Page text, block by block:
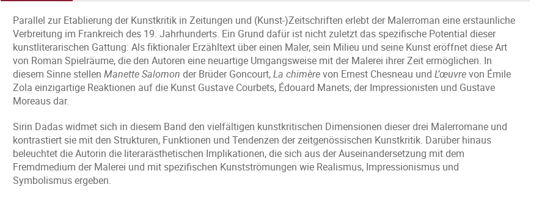
Parallel zur Etablierung der Kunstkritik in Zeitungen und (Kunst-)Zeitschriften erlebt der Malerroman eine erstaunliche
Verbreitung im Frankreich des 19. Jahrhunderts. Ein Grund dafür ist nicht zuletzt das spezifische Potential dieser
kunstliterarischen Gattung: Als fiktionaler Erzähltext über einen Maler, sein Milieu und seine Kunst eröffnet diese Art
von Roman Spielräume, die den Autoren eine neuartige Umgangsweise mit der Malerei ihrer Zeit ermöglichen. In
diesem Sinne stellen Manette Salomon der Brüder Goncourt,La chimèrevon Ernest Chesneau und L’œuvrevon Émile
Zola einzigartige Reaktionen auf die Kunst Gustave Courbets, Édouard Manets, der Impressionisten und Gustave
Moreaus dar.
Sirin Dadas widmet sich in diesem Band den vielfältigen kunstkritischen Dimensionen dieser drei Malerromane und
kontrastiert sie mit den Strukturen, Funktionen und Tendenzen der zeitgenössischen Kunstkritik. Darüber hinaus
beleuchtet die Autorin die literarästhetischen Implikationen, die sich aus der Auseinandersetzung mit dem
Fremdmedium der Malerei und mit spezifischen Kunstströmungen wie Realismus, Impressionismus und
Symbolismus ergeben.